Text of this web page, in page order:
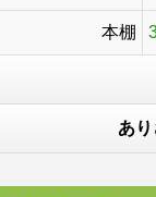
本棚
あ